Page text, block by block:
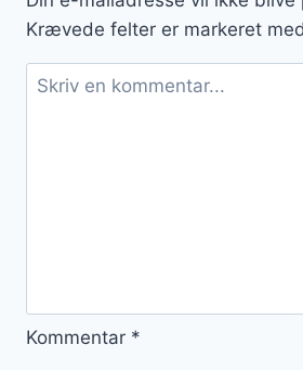
Krævede felter er markeret med
Kommentar *